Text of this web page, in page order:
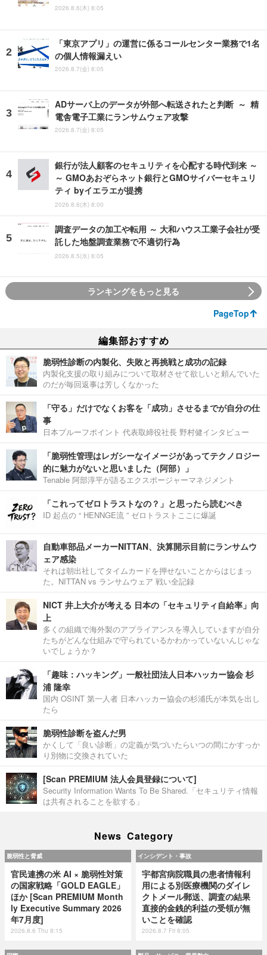
2026.8.6(木) 8:05
「東京アプリ」の運営に係るコールセンター業務で1名
の個人情報漏えい
2026.8.7(金) 8:05
ADサーバ上のデータが外部へ転送されたと判断 ～ 精
電舎電子工業にランサムウェア攻撃
2026.8.7(金) 8:05
銀行が法人顧客のセキュリティを心配する時代到来 ～
～ GMOあおぞらネット銀行とGMOサイバーセキュリ
ティ byイエラエが提携
2026.8.6(木) 8:00
調査データの加工や転用 ～ 大和ハウス工業子会社が受
託した地盤調査業務で不適切行為
2026.8.5(水) 8:05
ランキングをもっと見る
PageTop
編集部おすすめ
脆弱性診断の内製化、失敗と再挑戦と成功の記録
内製化支援の取り組みについて取材させて欲しいと頼んでいた
のだが毎回返事は芳しくなかった
「守る」だけでなくお客を「成功」させるまでが自分の仕
事
日本プルーフポイント 代表取締役社長 野村健インタビュー
「脆弱性管理はレガシーなイメージがあってテクノロジー
的に魅力がないと思いました（阿部）」
Tenable 阿部淳平が語るエクスポージャーマネジメント
「これってゼロトラストなの？」と思ったら読むべき
ID 起点の “ HENNGE流 ” ゼロトラストここに爆誕
自動車部品メーカーNITTAN、決算開示目前にランサムウ
ェア感染
それは朝出社してタイムカードを押せないことからはじまっ
た。NITTAN vs ランサムウェア 戦い全記録
NICT 井上大介が考える 日本の「セキュリティ自給率」向
上
多くの組織で海外製のアプライアンスを導入していますが自分
たちがどんな仕組みで守られているかわかっていないんじゃな
いでしょうか？
「趣味：ハッキング」一般社団法人日本ハッカー協会 杉
浦 隆幸
国内 OSINT 第一人者 日本ハッカー協会の杉浦氏が本気を出し
たら
脆弱性診断を盗んだ男
かくして「良い診断」の定義が気づいたらいつの間にかすっか
り別物に交換されていた
[Scan PREMIUM 法人会員登録について]
Security Information Wants To Be Shared.「セキュリティ情報
は共有されることを欲する」
News Category
脆弱性と脅威
官民連携の米 AI × 脆弱性対策
の国家戦略「GOLD EAGLE」
ほか [Scan PREMIUM Month
ly Executive Summary 2026
年7月度]
2026.8.6 Thu 8:15
インシデント・事故
宇都宮病院職員の患者情報利
用による別医療機関のダイレ
クトメール郵送、調査の結果
直接的金銭的利益の受領が無
いことを確認
2026.8.7 Fri 8:05